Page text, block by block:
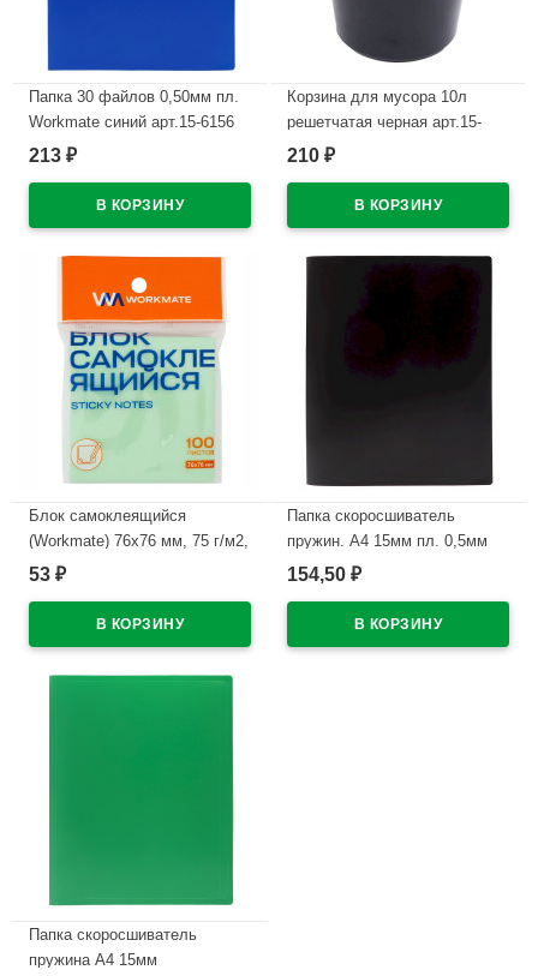
Папка 30 файлов 0,50мм пл.
Workmate синий арт.15-6156
(Ст.)
213 ₽
Корзина для мусора 10л
решетчатая черная арт.15-
8387 (Ст.20)
210 ₽
Блок самоклеящийся
(Workmate) 76х76 мм, 75 г/м2,
пастельно-зеленый, 100
53 ₽
Папка скоросшиватель
пружин. А4 15мм пл. 0,5мм
черный (Workmate) арт.15-
154,50 ₽
Папка скоросшиватель
пружина А4 15мм